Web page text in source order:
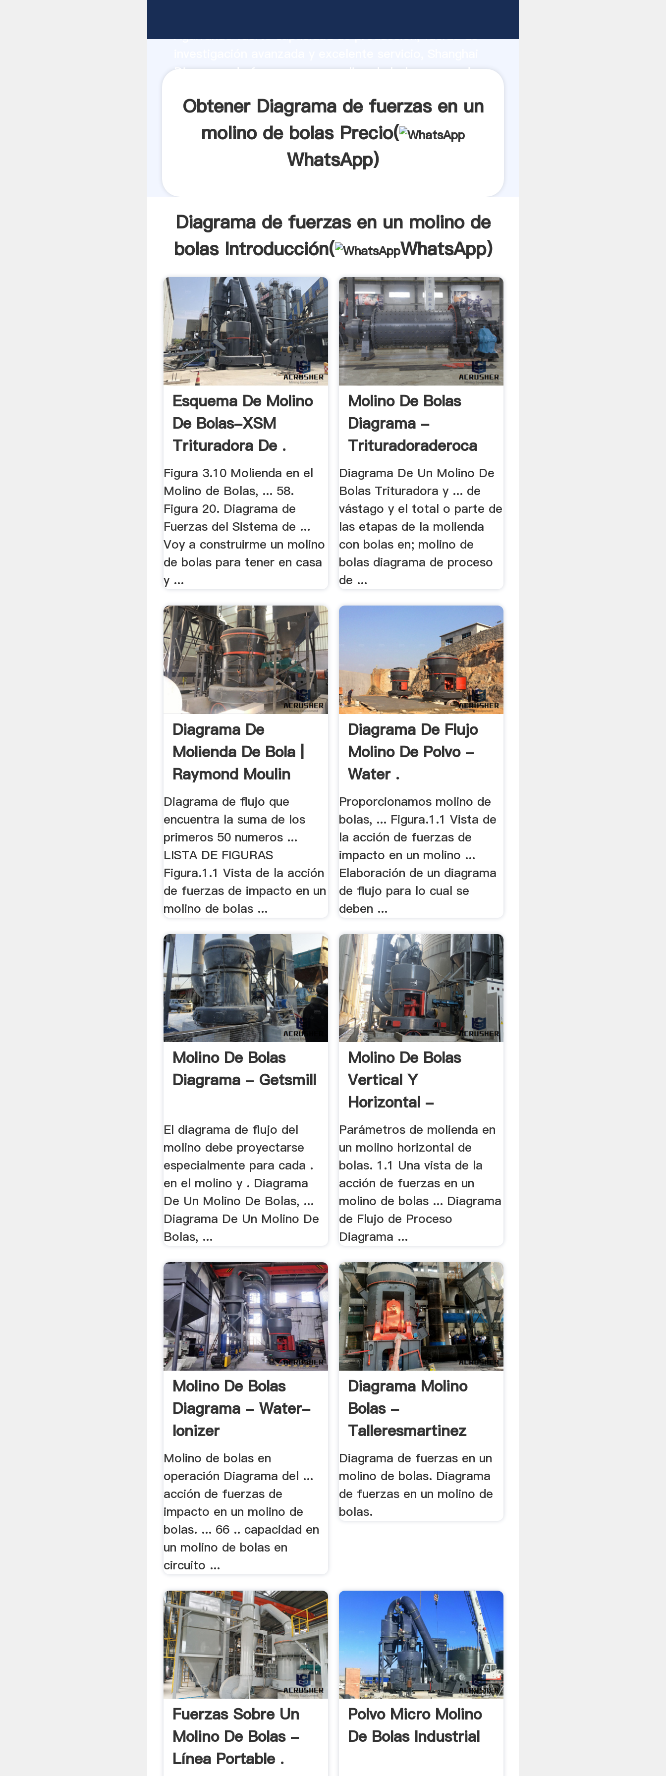
Agarrando fuerte capacidad de producción, fuerza de
Diagrama de fuerzas en un molino de bolas proveedor
Obtener Diagrama de fuerzas en un
molino de bolas Precio(
WhatsApp)
Diagrama de fuerzas en un molino de
bolas Introducción(
WhatsApp)
Esquema De Molino
De Bolas-XSM
Trituradora De .
Figura 3.10 Molienda en el
Molino de Bolas, ... 58.
Figura 20. Diagrama de
Fuerzas del Sistema de ...
Voy a construirme un molino
de bolas para tener en casa
y ...
Molino De Bolas
Diagrama -
Trituradoraderoca
Diagrama De Un Molino De
Bolas Trituradora y ... de
vástago y el total o parte de
las etapas de la molienda
con bolas en; molino de
bolas diagrama de proceso
de ...
Diagrama De
Molienda De Bola |
Raymond Moulin
Diagrama de flujo que
encuentra la suma de los
primeros 50 numeros ...
LISTA DE FIGURAS
Figura.1.1 Vista de la acción
de fuerzas de impacto en un
molino de bolas ...
Diagrama De Flujo
Molino De Polvo -
Water .
Proporcionamos molino de
bolas, ... Figura.1.1 Vista de
la acción de fuerzas de
impacto en un molino ...
Elaboración de un diagrama
de flujo para lo cual se
deben ...
Molino De Bolas
Diagrama - Getsmill
El diagrama de flujo del
molino debe proyectarse
especialmente para cada .
en el molino y . Diagrama
De Un Molino De Bolas, ...
Diagrama De Un Molino De
Bolas, ...
Molino De Bolas
Vertical Y
Horizontal -
Xinhaijig
Parámetros de molienda en
un molino horizontal de
bolas. 1.1 Una vista de la
acción de fuerzas en un
molino de bolas ... Diagrama
de Flujo de Proceso
Diagrama ...
Molino De Bolas
Diagrama - Water-
Ionizer
Molino de bolas en
operación Diagrama del ...
acción de fuerzas de
impacto en un molino de
bolas. ... 66 .. capacidad en
un molino de bolas en
circuito ...
Diagrama Molino
Bolas -
Talleresmartinez
Diagrama de fuerzas en un
molino de bolas. Diagrama
de fuerzas en un molino de
bolas.
Fuerzas Sobre Un
Molino De Bolas -
Línea Portable .
Polvo Micro Molino
De Bolas Industrial